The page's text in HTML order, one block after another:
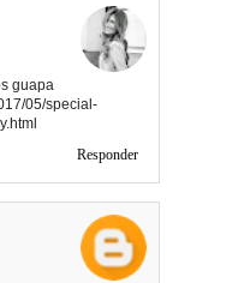
guapa
05/special-
Responder